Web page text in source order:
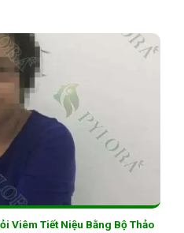
Viêm Tiết Niệu Bằng Bộ Thảo